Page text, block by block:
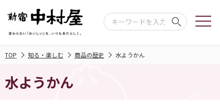
TOP 知る・楽しむ 商品の歴史 水ようかん
水ようかん